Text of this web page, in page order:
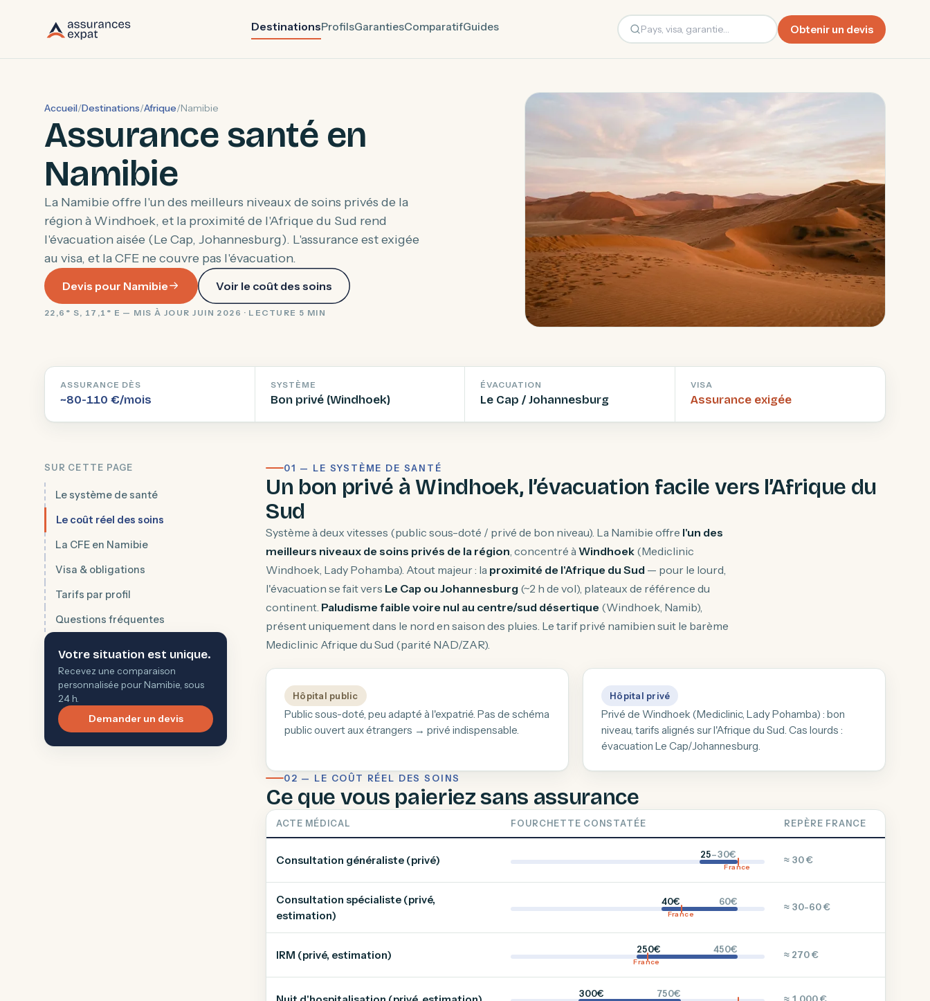
DestinationsProfilsGarantiesComparatifGuides Obtenir un devis
Accueil/Destinations/Afrique/Namibie
Assurance santé en
Namibie
La Namibie offre l'un des meilleurs niveaux de soins privés de la
région à Windhoek, et la proximité de l'Afrique du Sud rend
l'évacuation aisée (Le Cap, Johannesburg). L'assurance est exigée
au visa, et la CFE ne couvre pas l'évacuation.
Devis pour Namibie Voir le coût des soins
22,6° S, 17,1° E — MIS À JOUR JUIN 2026 · LECTURE 5 MIN
ASSURANCE DÈS
~80-110 €/mois
SYSTÈME
Bon privé (Windhoek)
ÉVACUATION
Le Cap / Johannesburg
VISA
Assurance exigée
SUR CETTE PAGE
Le système de santé
Le coût réel des soins
La CFE en Namibie
Visa & obligations
Tarifs par profil
Questions fréquentes
Votre situation est unique.
Recevez une comparaison
personnalisée pour Namibie, sous
24 h.
Demander un devis
01 — LE SYSTÈME DE SANTÉ
Un bon privé à Windhoek, l’évacuation facile vers l’Afrique du
Sud
Système à deux vitesses (public sous-doté / privé de bon niveau). La Namibie offre l'un des
meilleurs niveaux de soins privés de la région, concentré àWindhoek (Mediclinic
Windhoek, Lady Pohamba). Atout majeur : la proximité de l'Afrique du Sud — pour le lourd,
l'évacuation se fait vers Le Cap ou Johannesburg (~2 h de vol), plateaux de référence du
continent. Paludisme faible voire nul au centre/sud désertique (Windhoek, Namib),
présent uniquement dans le nord en saison des pluies. Le tarif privé namibien suit le barème
Mediclinic Afrique du Sud (parité NAD/ZAR).
Hôpital public
Public sous-doté, peu adapté à l'expatrié. Pas de schéma
public ouvert aux étrangers → privé indispensable.
Hôpital privé
Privé de Windhoek (Mediclinic, Lady Pohamba) : bon
niveau, tarifs alignés sur l'Afrique du Sud. Cas lourds :
évacuation Le Cap/Johannesburg.
02 — LE COÛT RÉEL DES SOINS
Ce que vous paieriez sans assurance
ACTE MÉDICAL FOURCHETTE CONSTATÉE REPÈRE FRANCE
Consultation généraliste (privé) 25–30€
France
≈ 30 €
Consultation spécialiste (privé,
estimation)
40€ 60€
France
≈ 30-60 €
IRM (privé, estimation) 250€ 450€
France
≈ 270 €
300€ 750€